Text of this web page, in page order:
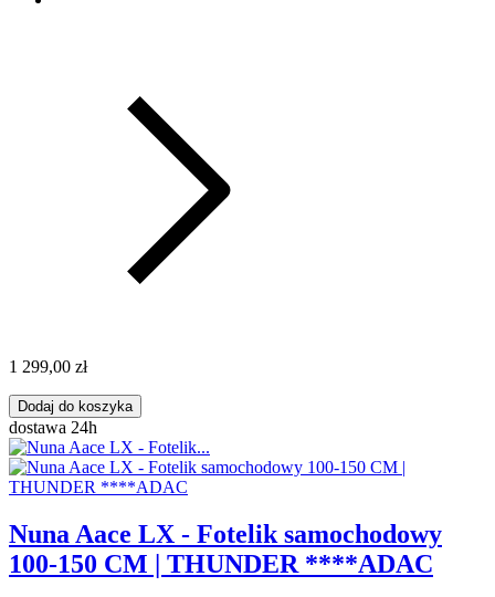
1 299,00 zł
Dodaj do koszyka
dostawa 24h
Nuna Aace LX - Fotelik samochodowy
100-150 CM | THUNDER ****ADAC